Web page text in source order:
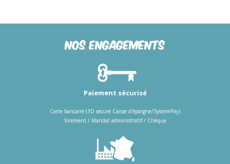
Nos engagements
Paiement sécurisé
Carte bancaire (3D secure Caisse d'épargne/SystemPay)
Virement / Mandat administratif / Chèque